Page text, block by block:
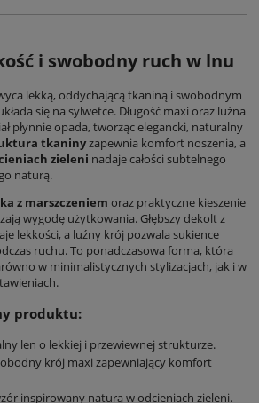
i swobodny ruch w lnu
lekką, oddychającą tkaniną i swobodnym
się na sylwetce. Długość maxi oraz luźna
płynnie opada, tworząc elegancki, naturalny
tkaninyzapewnia komfort noszenia, a
zieleni nadaje całości subtelnego
naturą.
z marszczeniem oraz praktyczne kieszenie
wygodę użytkowania. Głębszy dekolt z
lekkości, a luźny krój pozwala sukience
ruchu. To ponadczasowa forma, która
w minimalistycznych stylizacjach, jak i w
produktu:
len o lekkiej i przewiewnej strukturze.
krój maxi zapewniający komfort
inspirowany naturą w odcieniach zieleni.